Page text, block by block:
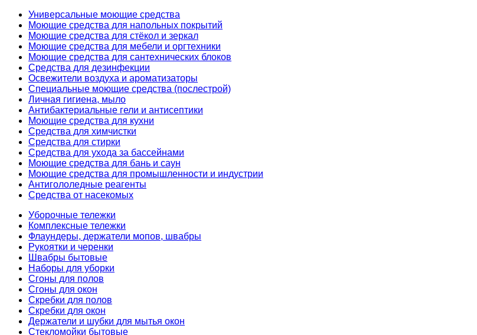
Универсальные моющие средства
Моющие средства для напольных покрытий
Моющие средства для стёкол и зеркал
Моющие средства для мебели и оргтехники
Моющие средства для сантехнических блоков
Средства для дезинфекции
Освежители воздуха и ароматизаторы
Специальные моющие средства (послестрой)
Личная гигиена, мыло
Антибактериальные гели и антисептики
Моющие средства для кухни
Средства для химчистки
Средства для стирки
Средства для ухода за бассейнами
Моющие средства для бань и саун
Моющие средства для промышленности и индустрии
Антигололедные реагенты
Средства от насекомых
Уборочные тележки
Комплексные тележки
Флаундеры, держатели мопов, швабры
Рукоятки и черенки
Швабры бытовые
Наборы для уборки
Сгоны для полов
Сгоны для окон
Скребки для полов
Скребки для окон
Держатели и шубки для мытья окон
Стекломойки бытовые